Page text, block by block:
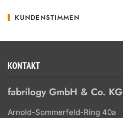
KUNDENSTIMMEN
KONTAKT
fabrilogy GmbH & Co. KG
Arnold-Sommerfeld-Ring 40a